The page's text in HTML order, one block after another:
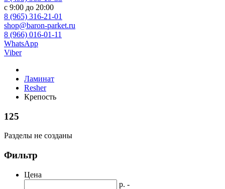
с 9:00 до 20:00
8 (965) 316-21-01
shop@baron-parket.ru
8 (966) 016-01-11
WhatsApp
Viber
Ламинат
Resher
Крепость
125
Разделы не созданы
Фильтр
Цена
р. -